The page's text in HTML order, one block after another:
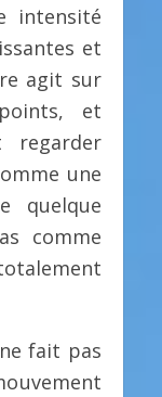
intensité
et
agit sur
et
regarder
une
quelque
comme
fait pas